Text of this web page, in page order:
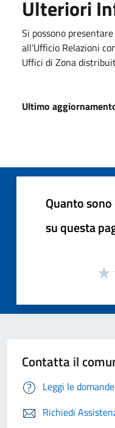
Ulteriori
Si possono
all’Ufficio Relazioni
Uffici di Zona
Ultimo
Quanto
su questa
Contatta il
Leggi le
Richiedi